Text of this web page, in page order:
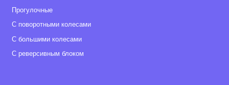
Прогулочные
С поворотными колесами
С большими колесами
С реверсивным блоком